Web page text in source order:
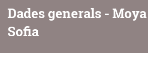
Dades generals -
Sofia